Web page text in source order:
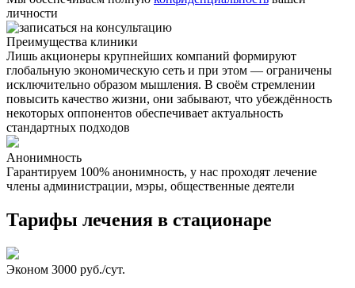
личности
Преимущества клиники
Лишь акционеры крупнейших компаний формируют
глобальную экономическую сеть и при этом — ограничены
исключительно образом мышления. В своём стремлении
повысить качество жизни, они забывают, что убеждённость
некоторых оппонентов обеспечивает актуальность
стандартных подходов
Анонимность
Гарантируем 100% анонимность, у нас проходят лечение
члены администрации, мэры, общественные деятели
Тарифы лечения в стационаре
Эконом 3000 руб./сут.